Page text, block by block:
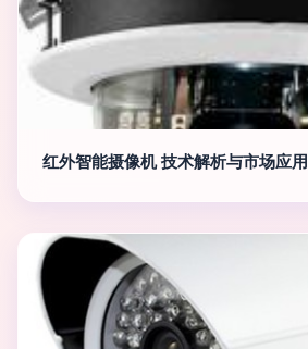
红外智能摄像机 技术解析与市场应用